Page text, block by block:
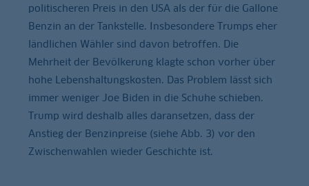
politischeren Preis in den USA als der für die Gallone
Benzin an der Tankstelle. Insbesondere Trumps eher
ländlichen Wähler sind davon betroffen. Die
Mehrheit der Bevölkerung klagte schon vorher über
hohe Lebenshaltungskosten. Das Problem lässt sich
immer weniger Joe Biden in die Schuhe schieben.
Trump wird deshalb alles daransetzen, dass der
Anstieg der Benzinpreise (siehe Abb. 3) vor den
Zwischenwahlen wieder Geschichte ist.